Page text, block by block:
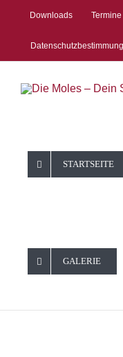
springen
Downloads Termine
STARTSEITE
GALERIE